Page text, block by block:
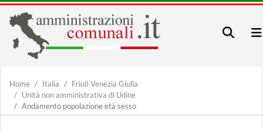
Home Italia
Friuli-Venezia Giulia
Unità non amministrativa di Udine
Andamento popolazione età sesso